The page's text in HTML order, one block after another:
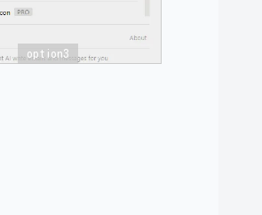
option3